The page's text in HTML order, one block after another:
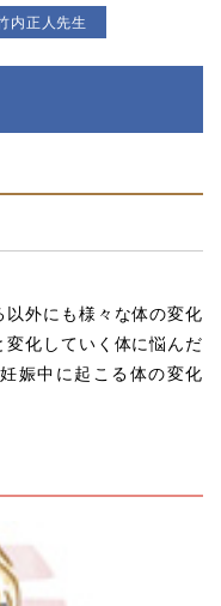
内正人先生
外にも様々な体の変化
化していく体に悩んだ
娠中に起こる体の変化